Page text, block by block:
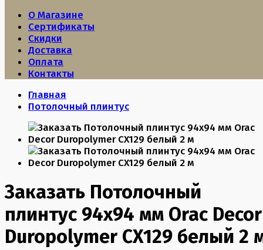
О Магазине
Сертификаты
Скидки
Доставка
Оплата
Контакты
Главная
Потолочный плинтус
Заказать Потолочный
плинтус 94х94 мм Orac Decor
Duropolymer CX129 белый 2